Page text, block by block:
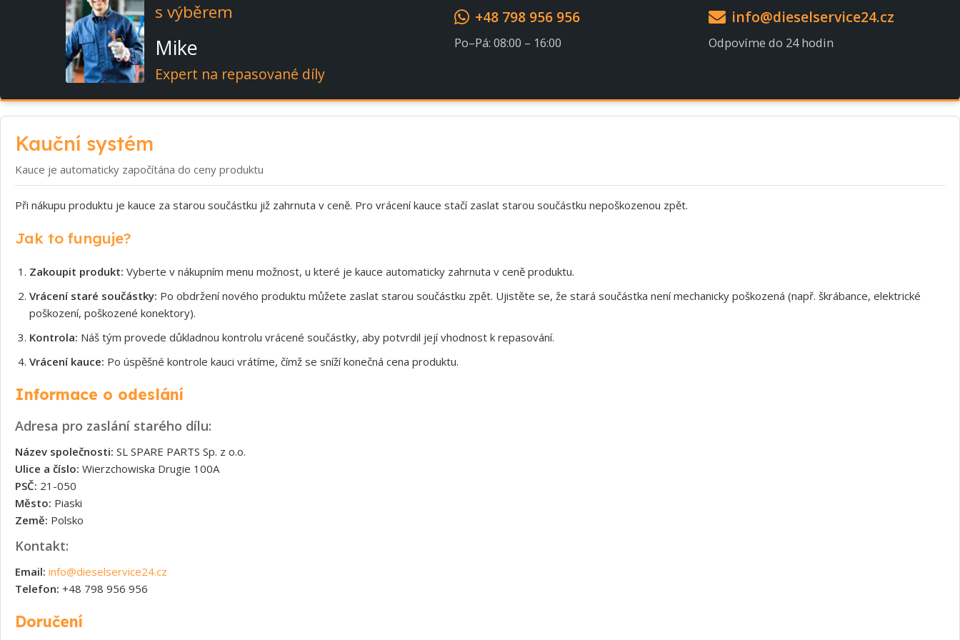
s výběrem
Mike
Expert na repasované díly
+48 798 956 956
Po–Pá: 08:00 – 16:00
info@dieselservice24.cz
Odpovíme do 24 hodin
Kauční systém
Kauce je automaticky započítána do ceny produktu
Při nákupu produktu je kauce za starou součástku již zahrnuta v ceně. Pro vrácení kauce stačí zaslat starou součástku nepoškozenou zpět.
Jak to funguje?
Zakoupit produkt: Vyberte v nákupním menu možnost, u které je kauce automaticky zahrnuta v ceně produktu.
Vrácení staré součástky: Po obdržení nového produktu můžete zaslat starou součástku zpět. Ujistěte se, že stará součástka není mechanicky poškozená (např. škrábance, elektrické
poškození, poškozené konektory).
Kontrola: Náš tým provede důkladnou kontrolu vrácené součástky, aby potvrdil její vhodnost k repasování.
Vrácení kauce: Po úspěšné kontrole kauci vrátíme, čímž se sníží konečná cena produktu.
Informace o odeslání
Adresa pro zaslání starého dílu:
Název společnosti: SL SPARE PARTS Sp. z o.o.
Ulice a číslo: Wierzchowiska Drugie 100A
PSČ: 21-050
Město: Piaski
Země: Polsko
Kontakt:
Email: info@dieselservice24.cz
Telefon: +48 798 956 956
Doručení